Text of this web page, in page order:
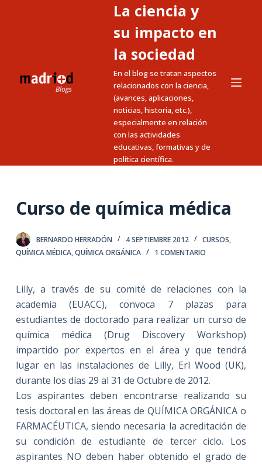
n
n
d
o
La ciencia y
su impacto en
la sociedad
En el blog se tratan aspectos
relacionados con la ciencia,
(avances, aplicaciones,
noticias, historia, etc.),
especialmente en relación
con las actividades
educativas, formativas y de
política científica.
Curso de química médica
BERNARDO HERRADÓN 4 SEPTIEMBRE 2012 CURSOS,
QUÍMICA MÉDICA,QUÍMICA ORGÁNICA 1 COMENTARIO
Lilly, a través de su comité de relaciones con la
academia (EUACC), convoca 7 plazas para
estudiantes de doctorado para realizar un curso de
química médica (Drug Discovery Workshop)
impartido por expertos en el área y que tendrá
lugar en las instalaciones de Lilly, Erl Wood (UK),
durante los días 29 al 31 de Octubre de 2012.
Los aspirantes deben encontrarse realizando su
tesis doctoral en las áreas de QUÍMICA ORGÁNICA o
FARMACÉUTICA, siendo necesaria la acreditación de
su condición de estudiante de tercer ciclo. Los
aspirantes NO deben haber obtenido el grado de